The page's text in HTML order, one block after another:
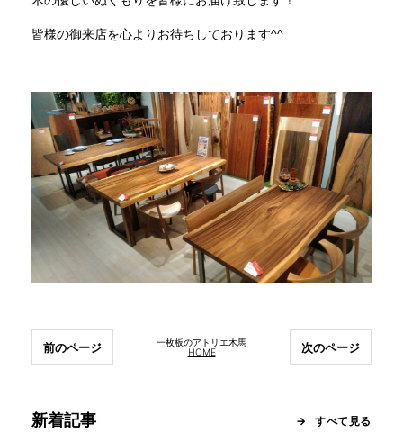
皆様の御来店を心よりお待ちしております^^
一枚板のアトリエ木馬
HOME
前のページ 次のページ
新着記事 すべて見る